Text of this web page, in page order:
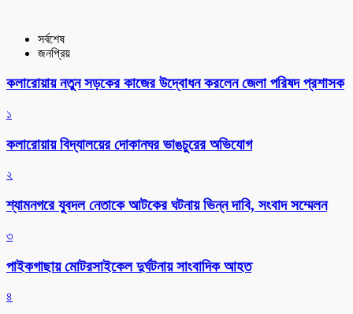
সর্বশেষ
জনপ্রিয়
কলারোয়ায় নতুন সড়কের কাজের উদ্বোধন করলেন জেলা পরিষদ প্রশাসক
১
কলারোয়ায় বিদ্যালয়ের দোকানঘর ভাঙচুরের অভিযোগ
২
শ্যামনগরে যুবদল নেতাকে আটকের ঘটনায় ভিন্ন দাবি, সংবাদ সম্মেলন
৩
পাইকগাছায় মোটরসাইকেল দুর্ঘটনায় সাংবাদিক আহত
৪